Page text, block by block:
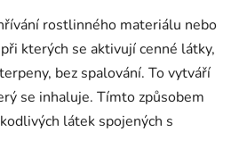
rostlinného materiálu nebo
kterých se aktivují cenné látky,
bez spalování. To vytváří
se inhaluje. Tímto způsobem
látek spojených s